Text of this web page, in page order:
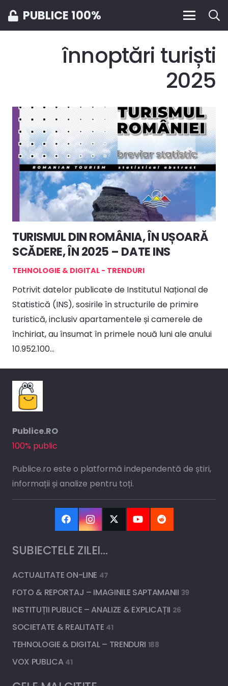
PUBLICE 100%
înnoptări turiști
2025
TURISMUL DIN ROMÂNIA, ÎN UȘOARĂ
SCĂDERE, ÎN 2025 – DATE INS
TEHNOLOGIE & DIGITAL - TRENDURI
Potrivit datelor publicate de Institutul Național de
Statistică (INS), sosirile în structurile de primire
turistică, inclusiv apartamentele și camerele de
închiriat, au însumat în primele nouă luni ale anului
10.952.100…
Publice.RO
100% public
Publice.ro este o platformă independentă de știri,
informații și analize pentru toți.
SUBIECTELE ZILEI…
ACTUALITATE ON-LINE 47
FOTO & REPORTAJ – IMAGINILE SAPTAMANII 39
INSTITUȚII PUBLICE – ANALIZE & EXPLICAȚII 26
SOCIETATE & REALITATE 41
TEHNOLOGIE & DIGITAL – TRENDURI 188
VOX PUBLICA 41